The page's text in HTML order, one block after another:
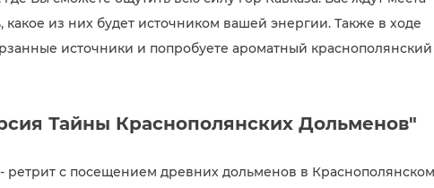
какое из них будет источником вашей энергии. Также в ходе
источники и попробуете ароматный краснополянский
Тайны Краснополянских Дольменов"
ретрит с посещением древних дольменов в Краснополянском